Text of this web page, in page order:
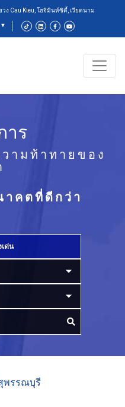
ง Cau Kieu, โฮจิมินห์ซิตี้, เวียดนาม
าร
ามท้าทายของ
าคตที่ดีกว่า
เด่น
พรรณบุรี